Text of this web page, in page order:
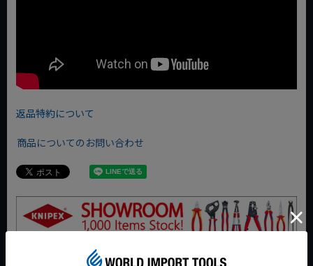
返品特約について
商品についてのお問い合わせ